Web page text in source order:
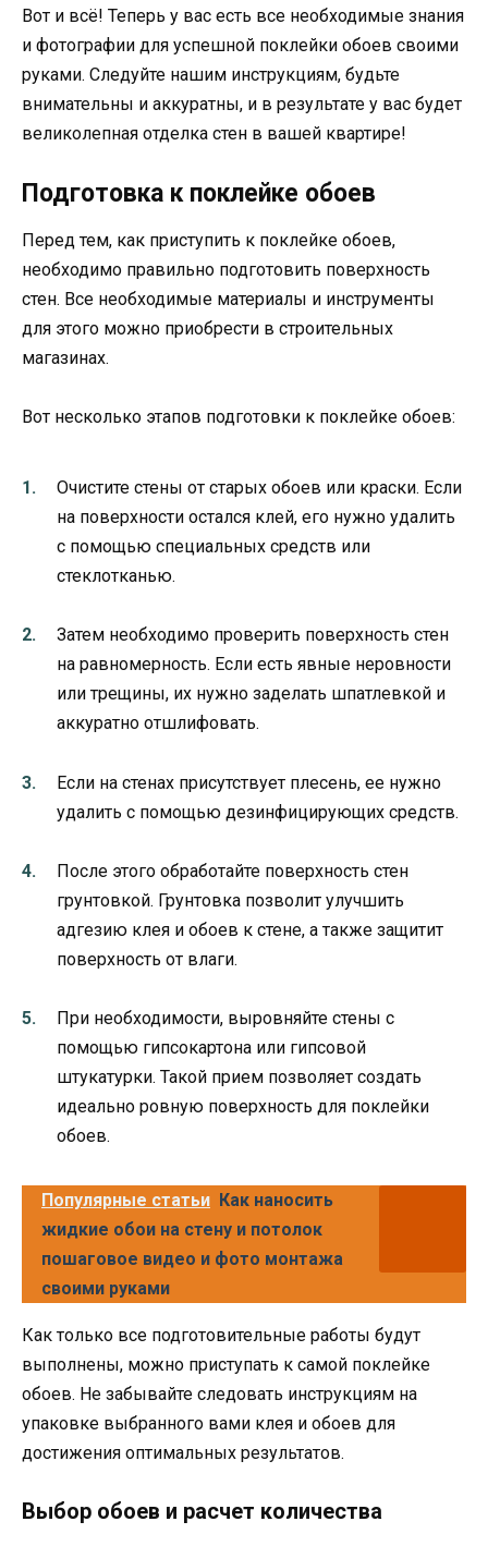
Вот и всё! Теперь у вас есть все необходимые знания
и фотографии для успешной поклейки обоев своими
руками. Следуйте нашим инструкциям, будьте
внимательны и аккуратны, и в результате у вас будет
великолепная отделка стен в вашей квартире!
Подготовка к поклейке обоев
Перед тем, как приступить к поклейке обоев,
необходимо правильно подготовить поверхность
стен. Все необходимые материалы и инструменты
для этого можно приобрести в строительных
магазинах.
Вот несколько этапов подготовки к поклейке обоев:
Очистите стены от старых обоев или краски. Если
на поверхности остался клей, его нужно удалить
с помощью специальных средств или
стеклотканью.
Затем необходимо проверить поверхность стен
на равномерность. Если есть явные неровности
или трещины, их нужно заделать шпатлевкой и
аккуратно отшлифовать.
Если на стенах присутствует плесень, ее нужно
удалить с помощью дезинфицирующих средств.
После этого обработайте поверхность стен
грунтовкой. Грунтовка позволит улучшить
адгезию клея и обоев к стене, а также защитит
поверхность от влаги.
При необходимости, выровняйте стены с
помощью гипсокартона или гипсовой
штукатурки. Такой прием позволяет создать
идеально ровную поверхность для поклейки
обоев.
Популярные статьи Как наносить
жидкие обои на стену и потолок
пошаговое видео и фото монтажа
своими руками
Как только все подготовительные работы будут
выполнены, можно приступать к самой поклейке
обоев. Не забывайте следовать инструкциям на
упаковке выбранного вами клея и обоев для
достижения оптимальных результатов.
Выбор обоев и расчет количества